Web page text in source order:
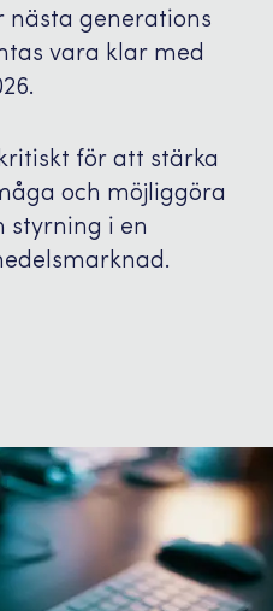
nästa generations
vara klar med
för att stärka
och möjliggöra
styrning i en